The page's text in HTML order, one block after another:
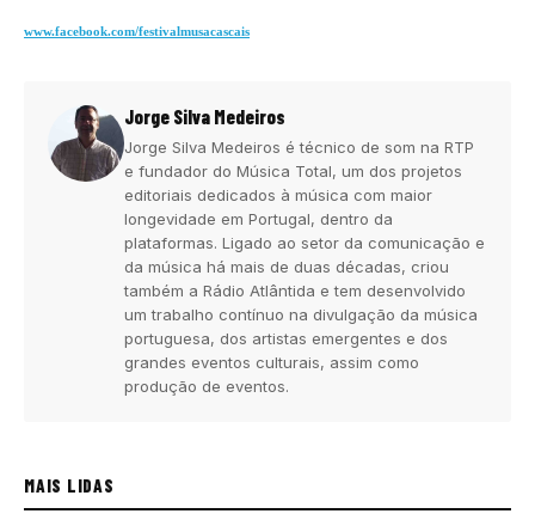
www.facebook.com/festivalmusacascais
Jorge Silva Medeiros
Jorge Silva Medeiros é técnico de som na RTP
e fundador do Música Total, um dos projetos
editoriais dedicados à música com maior
longevidade em Portugal, dentro da
plataformas. Ligado ao setor da comunicação e
da música há mais de duas décadas, criou
também a Rádio Atlântida e tem desenvolvido
um trabalho contínuo na divulgação da música
portuguesa, dos artistas emergentes e dos
grandes eventos culturais, assim como
produção de eventos.
MAIS LIDAS